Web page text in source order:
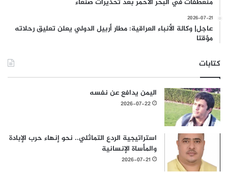
2026-07-21
عاجل| وكالة الأنباء العراقية: مطار أربيل الدولي يعلن تعليق رحلاته
مؤقتا
كتابات
اليمن يدافع عن نفسه
2026-07-22
استراتيجية الردع التماثلي.. نحو إنهاء حرب الإبادة
والمأساة الإنسانية
2026-07-21